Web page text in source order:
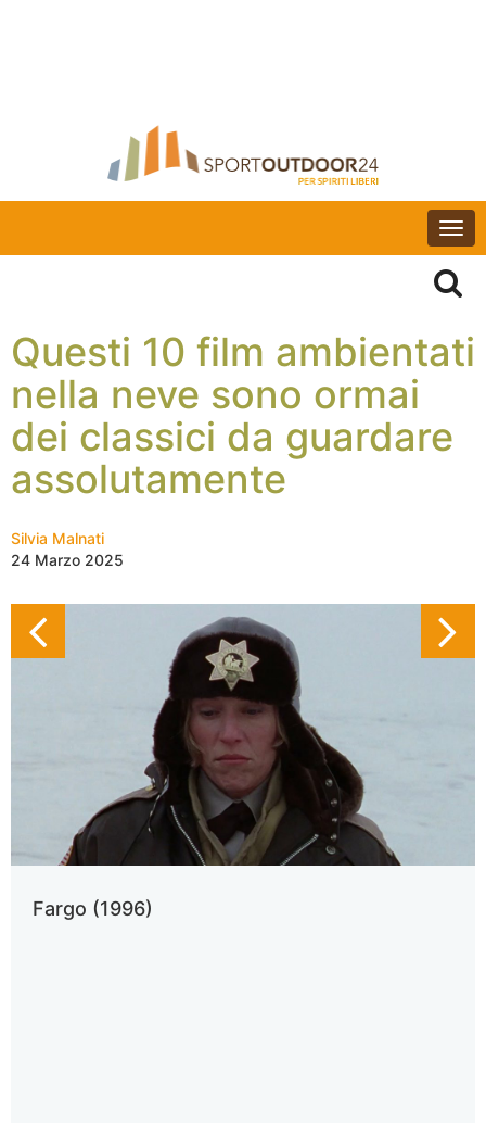
Questi 10 film ambientati
nella neve sono ormai
dei classici da guardare
assolutamente
Silvia Malnati
24 Marzo 2025
Fargo (1996)